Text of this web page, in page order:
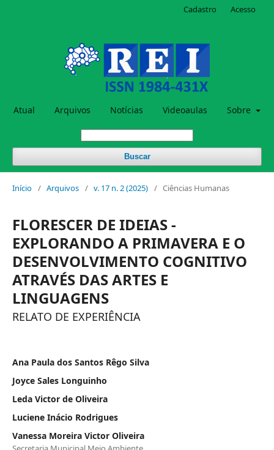
Atual Arquivos Notícias Videoaulas Sobre
Buscar
Cadastro Acesso
Início / Arquivos / v. 17 n. 2 (2025) / Ciências Humanas
FLORESCER DE IDEIAS -
EXPLORANDO A PRIMAVERA E O
DESENVOLVIMENTO COGNITIVO
ATRAVÉS DAS ARTES E
LINGUAGENS
RELATO DE EXPERIÊNCIA
Ana Paula dos Santos Rêgo Silva
Joyce Sales Longuinho
Leda Victor de Oliveira
Luciene Inácio Rodrigues
Vanessa Moreira Victor Oliveira